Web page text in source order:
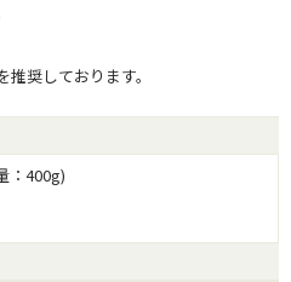
奨しております。
：400g)